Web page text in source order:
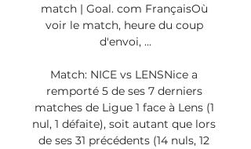
match | Goal. com FrançaisOù
voir le match, heure du coup
d'envoi, ...
Match: NICE vs LENSNice a
remporté 5 de ses 7 derniers
matches de Ligue 1 face à Lens (1
nul, 1 défaite), soit autant que lors
de ses 31 précédents (14 nuls, 12